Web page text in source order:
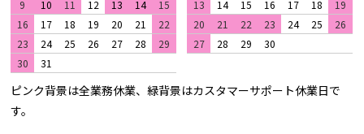
9
10 11 12 13 14
15
16
17 18 19 20 21
22
23
24 25 26 27 28
29
30
31
13
14 15 16 17 18
19
20
21 22 23 24 25
26
27
28 29 30
ピンク背景は全業務休業、緑背景はカスタマーサポート休業日で
す。